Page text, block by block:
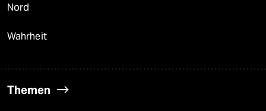
Nord
Wahrheit
Themen